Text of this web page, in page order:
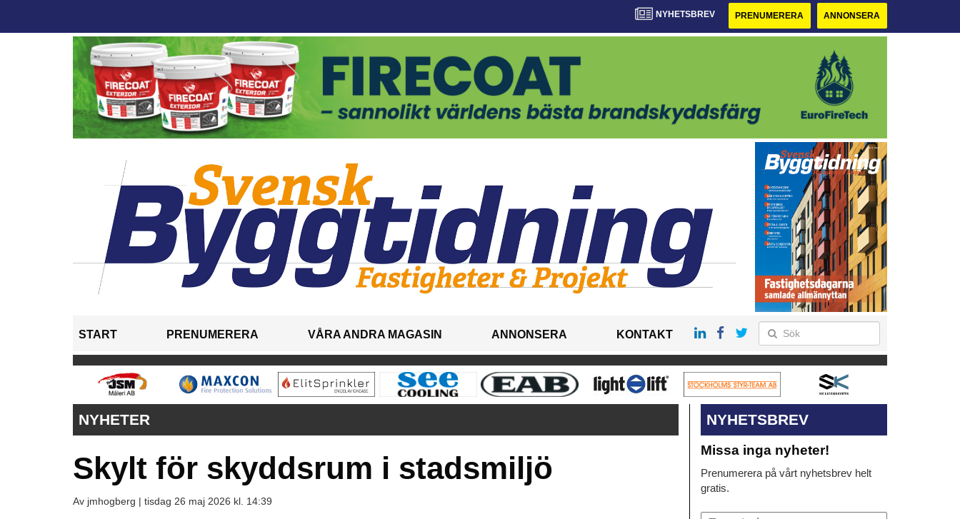
NYHETSBREV PRENUMERERA ANNONSERA
START PRENUMERERA VÅRA ANDRA MAGASIN ANNONSERA KONTAKT
NYHETER
Skylt för skyddsrum i stadsmiljö
Av jmhogberg | tisdag 26 maj 2026 kl. 14:39
NYHETSBREV
Missa inga nyheter!
Prenumerera på vårt nyhetsbrev helt
gratis.